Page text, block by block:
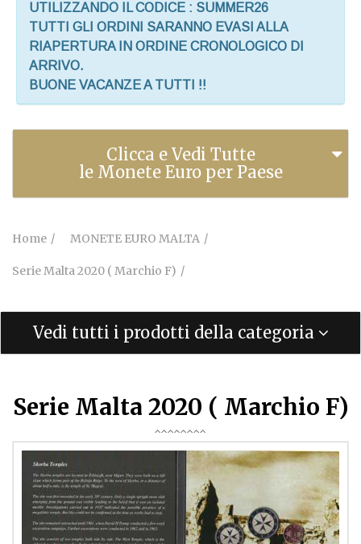
UTILIZZANDO IL CODICE : SUMMER26
TUTTI GLI ORDINI SARANNO EVASI ALLA
RIAPERTURA IN ORDINE CRONOLOGICO DI
ARRIVO.
BUONE VACANZE A TUTTI !!
Clicca e Vedi Tutte
le Monete Euro per Paese
Home MONETE EURO MALTA
Serie Malta 2020 ( Marchio F)
Vedi tutti i prodotti della categoria
Serie Malta 2020 ( Marchio F)